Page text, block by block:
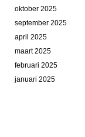
oktober 2025
september 2025
april 2025
maart 2025
februari 2025
januari 2025